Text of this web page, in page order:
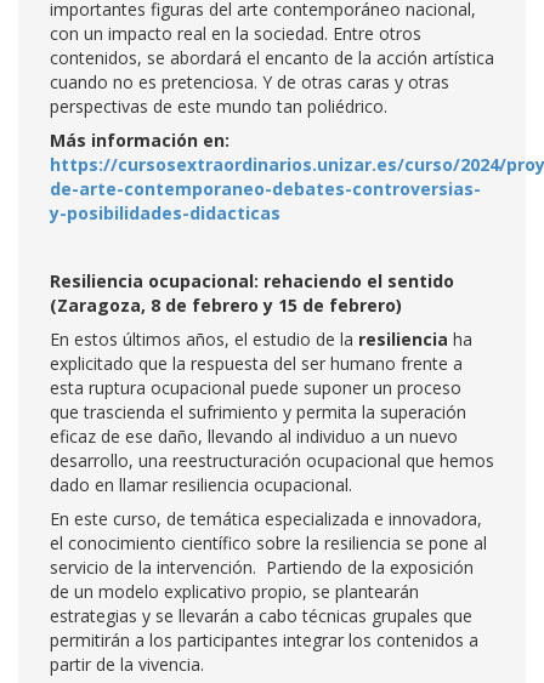
importantes figuras del arte contemporáneo nacional,
con un impacto real en la sociedad. Entre otros
contenidos, se abordará el encanto de la acción artística
cuando no es pretenciosa. Y de otras caras y otras
perspectivas de este mundo tan poliédrico.
Más información en:
https://cursosextraordinarios.unizar.es/curso/2024/
de-arte-contemporaneo-debates-controversias-
y-posibilidades-didacticas
Resiliencia ocupacional: rehaciendo el sentido
(Zaragoza, 8 de febrero y 15 de febrero)
En estos últimos años, el estudio de la resiliencia ha
explicitado que la respuesta del ser humano frente a
esta ruptura ocupacional puede suponer un proceso
que trascienda el sufrimiento y permita la superación
eficaz de ese daño, llevando al individuo a un nuevo
desarrollo, una reestructuración ocupacional que hemos
dado en llamar resiliencia ocupacional.
En este curso, de temática especializada e innovadora,
el conocimiento científico sobre la resiliencia se pone al
servicio de la intervención. Partiendo de la exposición
de un modelo explicativo propio, se plantearán
estrategias y se llevarán a cabo técnicas grupales que
permitirán a los participantes integrar los contenidos a
partir de la vivencia.